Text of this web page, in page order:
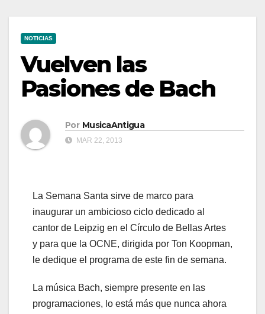
NOTICIAS
Vuelven las
Pasiones de Bach
Por MusicaAntigua
MAR 22, 2013
La Semana Santa sirve de marco para
inaugurar un ambicioso ciclo dedicado al
cantor de Leipzig en el Círculo de Bellas Artes
y para que la OCNE, dirigida por Ton Koopman,
le dedique el programa de este fin de semana.
La música Bach, siempre presente en las
programaciones, lo está más que nunca ahora